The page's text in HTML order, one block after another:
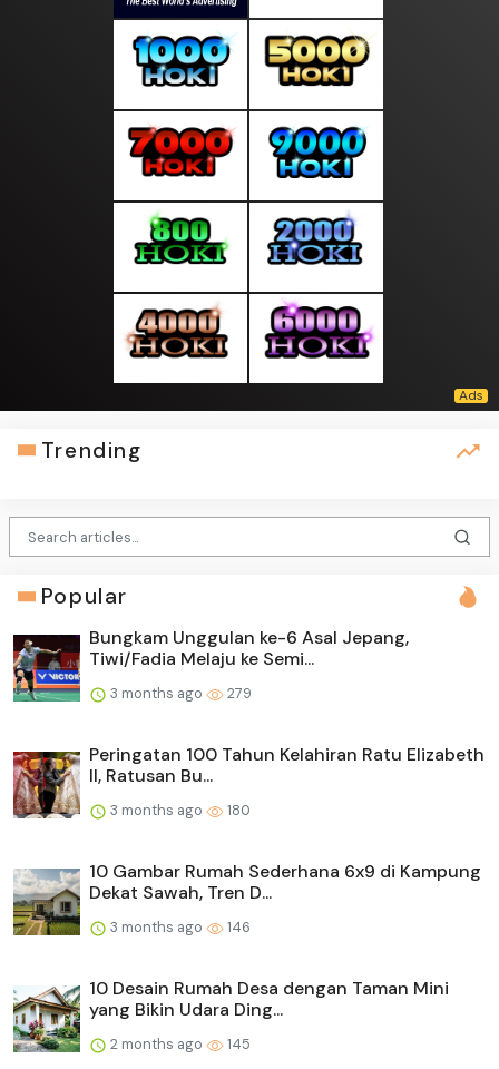
Trending
Popular
Bungkam Unggulan ke-6 Asal Jepang,
Tiwi/Fadia Melaju ke Semi...
3 months ago 279
Peringatan 100 Tahun Kelahiran Ratu Elizabeth
II, Ratusan Bu...
3 months ago 180
10 Gambar Rumah Sederhana 6x9 di Kampung
Dekat Sawah, Tren D...
3 months ago 146
10 Desain Rumah Desa dengan Taman Mini
yang Bikin Udara Ding...
2 months ago 145